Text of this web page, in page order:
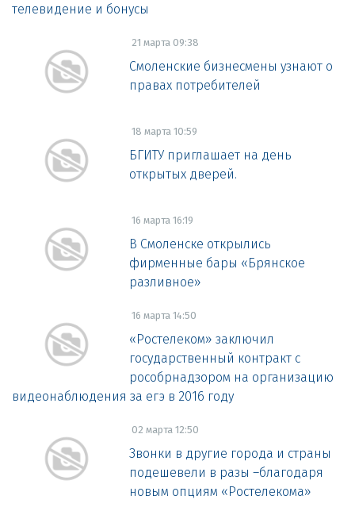
телевидение и бонусы
21 марта 09:38
Смоленские бизнесмены узнают о
правах потребителей
18 марта 10:59
БГИТУ приглашает на день
открытых дверей.
16 марта 16:19
В Смоленске открылись
фирменные бары «Брянское
разливное»
16 марта 14:50
«Ростелеком» заключил
государственный контракт с
рособрнадзором на организацию
видеонаблюдения за егэ в 2016 году
02 марта 12:50
Звонки в другие города и страны
подешевели в разы –благодаря
новым опциям «Ростелекома»